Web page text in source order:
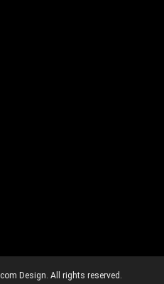
Design. All rights reserved.